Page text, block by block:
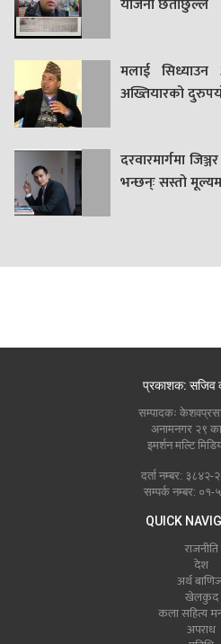
याेजना छताछुल्ल
मलाई
अख्तियारको
दरवारमार्गमा
भन्छन्ः सस्तो
प्रकाशक: सजिव
सम्पादकः
अनामनगर २९
इमर्शन मल्टि
दर्ता नम्बर:
सम्पर्क नम्बर:
QUICK
राजनीति
देश
अर्थ
खेलकुद
कला सहित्य
अपराध